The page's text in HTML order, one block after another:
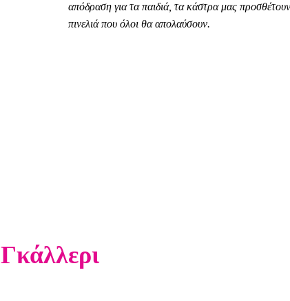
απόδραση για τα παιδιά, τα κάστρα μας
πινελιά που όλοι θα απολαύσουν.
Γκάλλερι